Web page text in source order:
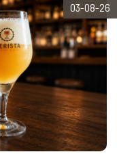
03-08-26